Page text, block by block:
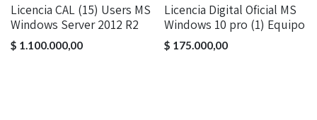
Licencia CAL (15) Users MS
Windows Server 2012 R2
$ 1.100.000,00
Licencia Digital Oficial MS
Windows 10 pro (1) Equipo
$ 175.000,00